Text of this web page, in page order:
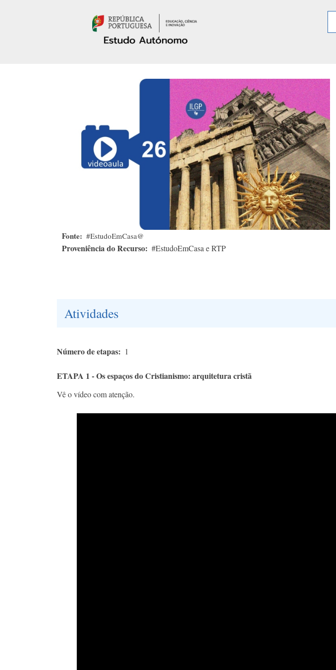
Fonte #EstudoEmCasa@
Proveniência do Recurso #EstudoEmCasa e RTP
Atividades
Número de etapas 1
ETAPA 1 - Os espaços do Cristianismo: arquitetura cristã
Vê o vídeo com atenção.